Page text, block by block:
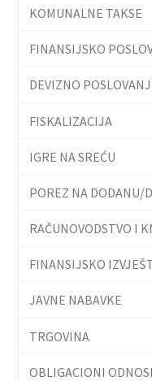
KOMUNALNE TAKSE
FINANSIJSKO
DEVIZNO
FISKALIZACIJA
IGRE NA SREĆU
POREZ NA DODANU/
RAČUNOVODSTVO I
FINANSIJSKO
JAVNE NABAVKE
TRGOVINA
OBLIGACIONI ODNOSI